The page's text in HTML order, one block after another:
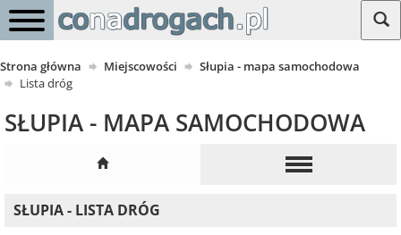
Strona główna Miejscowości
Słupia - mapa samochodowa
Lista dróg
SŁUPIA - MAPA SAMOCHODOWA
SŁUPIA - LISTA DRÓG